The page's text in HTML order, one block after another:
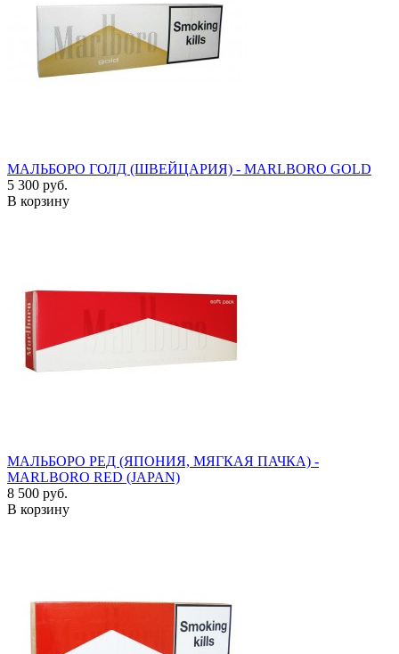
МАЛЬБОРО ГОЛД (ШВЕЙЦАРИЯ) - MARLBORO GOLD
5 300 руб.
В корзину
МАЛЬБОРО РЕД (ЯПОНИЯ, МЯГКАЯ ПАЧКА) -
MARLBORO RED (JAPAN)
8 500 руб.
В корзину